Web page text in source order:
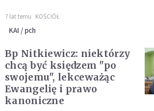
7 lat temu KOŚCIÓŁ
KAI / pch
Bp Nitkiewicz: niektórzy
chcą być księdzem "po
swojemu", lekceważąc
Ewangelię i prawo
kanoniczne